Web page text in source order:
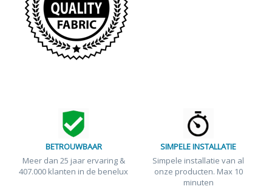
BETROUWBAAR
Meer dan 25 jaar ervaring &
407.000 klanten in de benelux
SIMPELE INSTALLATIE
Simpele installatie van al
onze producten. Max 10
minuten